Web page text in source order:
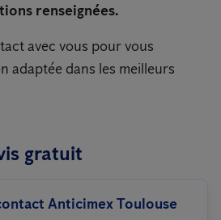
renseignées.
avec vous pour vous
adaptée dans les meilleurs
gratuit
Anticimex Toulouse